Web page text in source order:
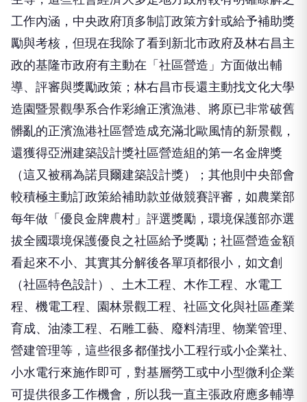
工作內涵，中央政府頂多制訂政策方針或給予補助獎
勵與考核，但現在我除了看到新北市政府及林右昌主
政的基隆市政府有主動在「社區營造」方面做出輔
導、評審與獎勵政策；林右昌市長還主動找文化大學
造園暨景觀學系合作彩繪正濱漁港、將原已非常破舊
髒亂的正濱漁港社區營造成充滿北歐風情的新景觀，
還獲得亞洲建築設計獎社區營造組的第一名金牌獎
（這又被稱為諾貝爾建築設計獎）；其他則中央部會
較積極主動訂政策給補助款並做競賽評審，如農業部
每年做「優良金牌農村」評選獎勵，環境保護部亦選
拔全國環境保護優良之社區給予獎勵；社區營造金額
看起來不小、其實其分解後各單項都很小，如文創
（社區特色設計）、土木工程、木作工程、水電工
程、機電工程、園林景觀工程、社區文化與社區產業
育成、油漆工程、石雕工藝、廢料清理、物業管理、
營建管理等，這些很多都僅找小工程行或小企業社、
小水電行來施作即可，對基層勞工或中小型微利企業
可提供很多工作機會，所以我一直主張政府應多輔導